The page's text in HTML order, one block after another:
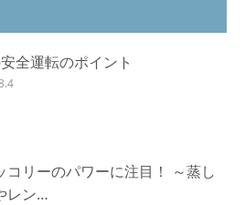
全運転のポイント
コリーのパワーに注目！ ～蒸し
レン…